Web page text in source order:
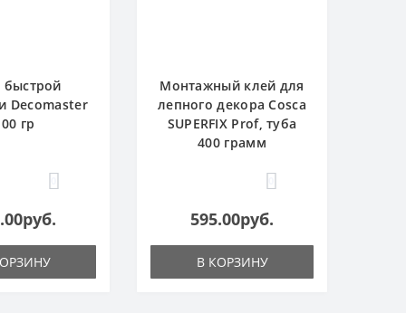
быстрой
Decomaster
гр
Монтажный клей для
лепного декора Cosca
SUPERFIX Prof, туба
400 грамм
595.00руб.
В КОРЗИНУ